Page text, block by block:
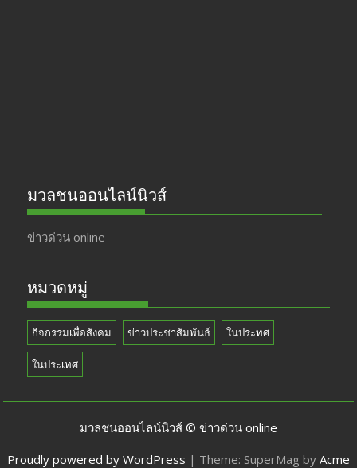
มวลชนออนไลน์นิวส์
ข่าวด่วน online
หมวดหมู่
กิจกรรมเพื่อสังคม ข่าวประชาสัมพันธ์ ในประทศ
ในประเทศ
มวลชนออนไลน์นิวส์ © ข่าวด่วน online
Proudly powered by WordPress | Theme: SuperMag by Acme